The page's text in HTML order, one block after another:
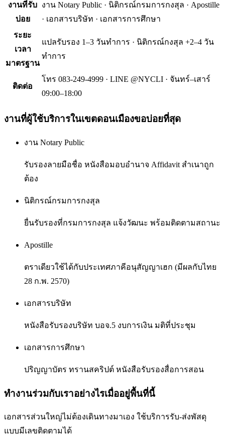
งานที่รับ
บ่อย
งาน Notary Public · นิติกรณ์กรมการกงสุล · Apostille
· เอกสารบริษัท · เอกสารการศึกษา
ระยะ
เวลา
มาตรฐาน
แปลรับรอง 1–3 วันทำการ · นิติกรณ์กงสุล +2–4 วัน
ทำการ
ติดต่อ
โทร 083-249-4999 · LINE @NYCLI · จันทร์–เสาร์
09:00–18:00
งานที่ผู้ใช้บริการในเขตดอนเมืองขอบ่อยที่สุด
งาน Notary Public
รับรองลายมือชื่อ หนังสือมอบอำนาจ Affidavit สำเนาถูก
ต้อง
นิติกรณ์กรมการกงสุล
ยื่นรับรองที่กรมการกงสุล แจ้งวัฒนะ พร้อมติดตามสถานะ
Apostille
ตราเดียวใช้ได้กับประเทศภาคีอนุสัญญาเฮก (มีผลกับไทย
28 ก.พ. 2570)
เอกสารบริษัท
หนังสือรับรองบริษัท บอจ.5 งบการเงิน มติที่ประชุม
เอกสารการศึกษา
ปริญญาบัตร ทรานสคริปต์ หนังสือรับรองสื่อการสอน
ทำงานร่วมกับเราอย่างไรเมื่ออยู่พื้นที่นี้
เอกสารส่วนใหญ่ไม่ต้องเดินทางมาเอง ใช้บริการรับ-ส่งพัสดุ
แบบมีเลขติดตามได้